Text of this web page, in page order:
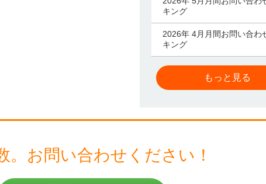
キング
2026年 4月月間お問い合わ
キング
もっと見る
お問い合わせください！